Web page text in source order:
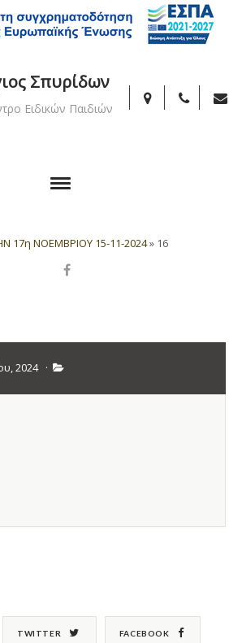
Σπυρίδων
Ειδικών Παιδιών
17η ΝΟΕΜΒΡΙΟΥ 15-11-2024» 16
2024 ·
TWITTER FACEBOOK